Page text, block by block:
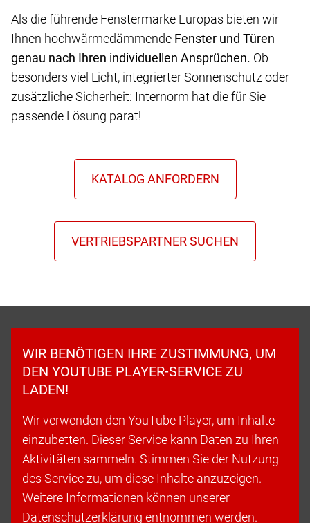
Als die führende Fenstermarke Europas bieten wir
Ihnen hochwärmedämmende Fenster und Türen
genau nach Ihren individuellen Ansprüchen. Ob
besonders viel Licht, integrierter Sonnenschutz oder
zusätzliche Sicherheit: Internorm hat die für Sie
passende Lösung parat!
WIR BENÖTIGEN IHRE ZUSTIMMUNG, UM
DEN YOUTUBE PLAYER-SERVICE ZU
LADEN!
Wir verwenden den YouTube Player, um Inhalte
einzubetten. Dieser Service kann Daten zu Ihren
Aktivitäten sammeln. Stimmen Sie der Nutzung
des Service zu, um diese Inhalte anzuzeigen.
Weitere Informationen können unserer
Datenschutzerklärung entnommen werden.